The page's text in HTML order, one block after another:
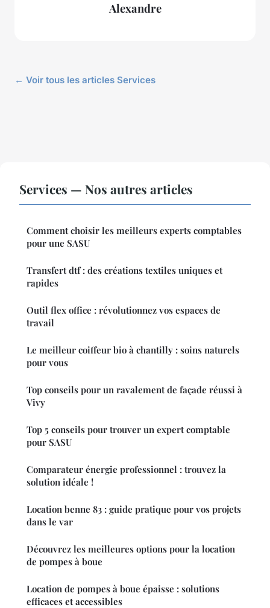
Alexandre
← Voir tous les articles Services
Services — Nos autres articles
Comment choisir les meilleurs experts comptables
pour une SASU
Transfert dtf : des créations textiles uniques et
rapides
Outil flex office : révolutionnez vos espaces de
travail
Le meilleur coiffeur bio à chantilly : soins naturels
pour vous
Top conseils pour un ravalement de façade réussi à
Vivy
Top 5 conseils pour trouver un expert comptable
pour SASU
Comparateur énergie professionnel : trouvez la
solution idéale !
Location benne 83 : guide pratique pour vos projets
dans le var
Découvrez les meilleures options pour la location
de pompes à boue
Location de pompes à boue épaisse : solutions
efficaces et accessibles